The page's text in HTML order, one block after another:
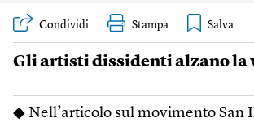
Condividi Stampa
Gli artisti dissidentialzano la
◆ Nell’articolo sul movimento San